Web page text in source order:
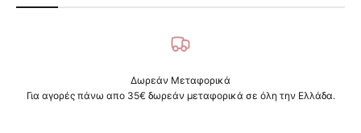
Δωρεάν Μεταφορικά
Για αγορές πάνω απο 35€ δωρεάν μεταφορικά σε όλη την Ελλάδα.